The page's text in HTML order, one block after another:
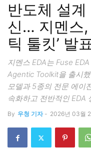
반도체 설
신… 지멘스,
틱 툴킷’ 발표
지멘스 EDA는 Fuse
Agentic Toolkit을 출시
모델과 5종의 전문 에이
속화하고 전반적인 EDA
By 우청 기자 - 2026년 03월